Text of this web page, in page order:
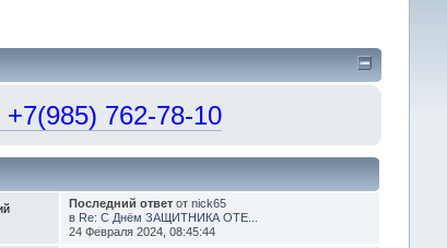
762-78-10
Последний ответ отnick65
в Re: С Днём ЗАЩИТНИКА ОТЕ...
24 Февраля 2024, 08:45:44